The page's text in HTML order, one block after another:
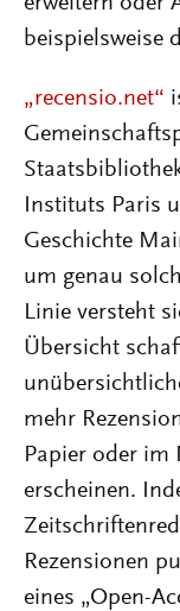
beispielsweise
„recensio.net“
Instituts Paris
Geschichte
um genau
Linie versteht
Übersicht
mehr
Papier oder im
erscheinen.
Rezensionen
eines „Open-